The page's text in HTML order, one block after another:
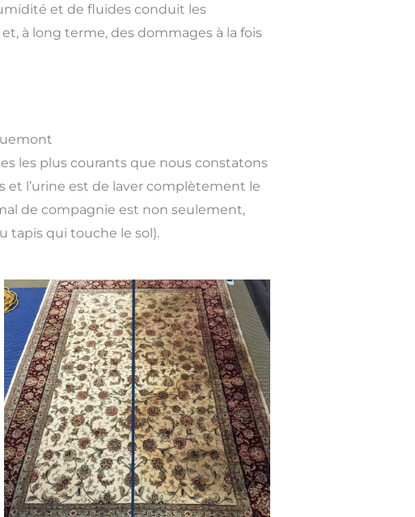
et de fluides conduit les
à long terme, des dommages à la fois
les plus courants que nous constatons
et l’urine est de laver complètement le
de compagnie est non seulement,
tapis qui touche le sol).